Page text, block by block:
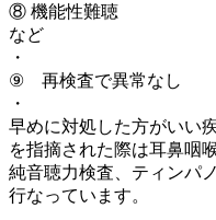
⑧ 機能性難聴
など
・
⑨ 再検査で異常なし
・
早めに対処した方がいい
を指摘された際は耳鼻咽
純音聴力検査、ティンパ
行なっています。